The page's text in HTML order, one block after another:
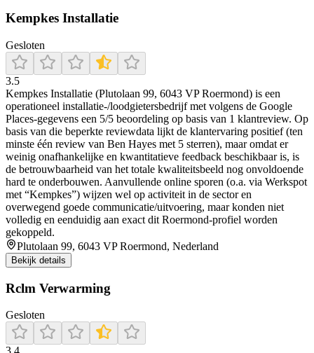
Kempkes Installatie
Gesloten
3.5
Kempkes Installatie (Plutolaan 99, 6043 VP Roermond) is een
operationeel installatie-/loodgietersbedrijf met volgens de Google
Places-gegevens een 5/5 beoordeling op basis van 1 klantreview. Op
basis van die beperkte reviewdata lijkt de klantervaring positief (ten
minste één review van Ben Hayes met 5 sterren), maar omdat er
weinig onafhankelijke en kwantitatieve feedback beschikbaar is, is
de betrouwbaarheid van het totale kwaliteitsbeeld nog onvoldoende
hard te onderbouwen. Aanvullende online sporen (o.a. via Werkspot
met “Kempkes”) wijzen wel op activiteit in de sector en
overwegend goede communicatie/uitvoering, maar konden niet
volledig en eenduidig aan exact dit Roermond-profiel worden
gekoppeld.
Plutolaan 99, 6043 VP Roermond, Nederland
Bekijk details
Rclm Verwarming
Gesloten